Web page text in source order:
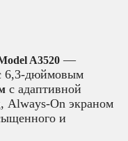
A3520 —
6,3-дюймовым
с адаптивной
Always-On экраном
и